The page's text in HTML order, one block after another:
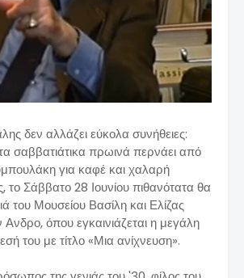
δεν αλλάζει εύκολα συνήθειες:
σαββατιάτικα πρωινά περνάει από
για καφέ και χαλαρή
Σάββατο 28 Ιουνίου πιθανότατα θα
του Μουσείου Βασίλη και Ελίζας
όπου εγκαινιάζεται η μεγάλη
του με τίτλο «Μια ανίχνευση».